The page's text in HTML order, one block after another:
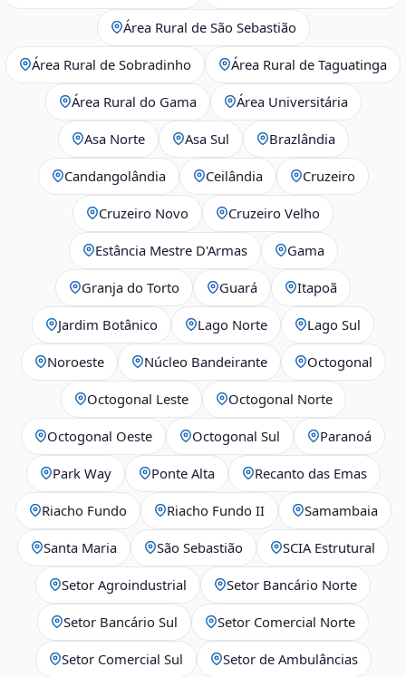
Área Rural de São Sebastião
Área Rural de Sobradinho Área Rural de Taguatinga
Área Rural do Gama Área Universitária
Asa Norte Asa Sul Brazlândia
Candangolândia Ceilândia Cruzeiro
Cruzeiro Novo Cruzeiro Velho
Estância Mestre D'Armas Gama
Granja do Torto Guará Itapoã
Jardim Botânico Lago Norte Lago Sul
Noroeste Núcleo Bandeirante Octogonal
Octogonal Leste Octogonal Norte
Octogonal Oeste Octogonal Sul Paranoá
Park Way Ponte Alta Recanto das Emas
Riacho Fundo Riacho Fundo II Samambaia
Santa Maria São Sebastião SCIA Estrutural
Setor Agroindustrial Setor Bancário Norte
Setor Bancário Sul Setor Comercial Norte
Setor Comercial Sul Setor de Ambulâncias